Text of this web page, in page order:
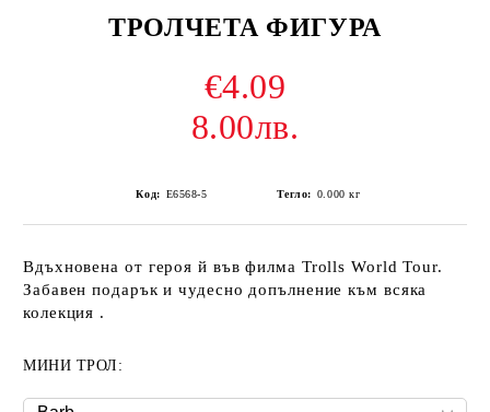
ТРОЛЧЕТА ФИГУРА
€4.09
8.00лв.
Код: Е6568-5 Тегло: 0.000 кг
Вдъхновена от героя й във филма Trolls World Tour.
Забавен подарък и чудесно допълнение към всяка
колекция .
МИНИ ТРОЛ: